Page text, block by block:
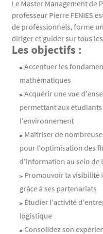
Le Master Management de
professeur Pierre FENIES
de professionnels, forme
diriger et guider sur tous
Contenu
Texte
Les objectifs :
Accentuer les
mathématiques
Acquérir une vue
permettant aux
l'environnement
Maîtriser de
pour l'optimisation des
d'information au sein
Promouvoir la visibilité
grâce à ses partenariats
Étudier l'activité
logistique
Consolidez son